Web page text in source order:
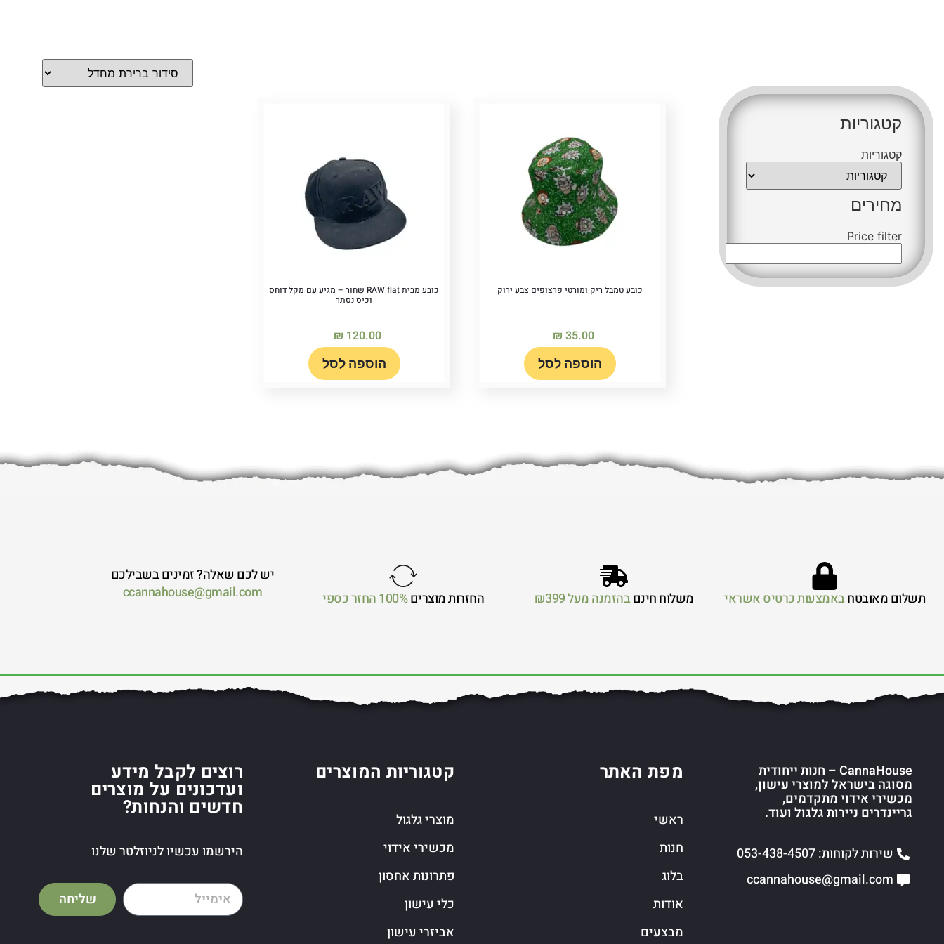
קטגוריות
קטגוריות
מחירים
Price filter
כובע טמבל ריק ומורטי פרצופים צבע ירוק
₪ 35.00
הוספה לסל
כובע מבית RAW flat שחור – מגיע עם מקל דוחס
וכיס נסתר
₪ 120.00
הוספה לסל
תשלום מאובטחבאמצעות כרטיס אשראי משלוח חינםבהזמנה מעל ₪399 החזרות מוצרים100% החזר כספי
יש לכם שאלה? זמינים בשבילכם
ccannahouse@gmail.com
CannaHouse – חנות ייחודית
מסוגה בישראל למוצרי עישון,
מכשירי אידוי מתקדמים,
גריינדרים ניירות גלגול ועוד.
שירות לקוחות: 053-438-4507
ccannahouse@gmail.com
מפת האתר
ראשי
חנות
בלוג
אודות
מבצעים
קטגוריות המוצרים
מוצרי גלגול
מכשירי אידוי
פתרונות אחסון
כלי עישון
אביזרי עישון
רוצים לקבל מידע
ועדכונים על מוצרים
חדשים והנחות?
הירשמו עכשיו לניוזלטר שלנו
שליחה